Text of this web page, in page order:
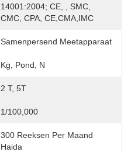
14001:2004; CE, , SMC,
CMC, CPA, CE,CMA,IMC
Samenpersend Meetapparaat
Kg, Pond, N
2 T, 5T
1/100,000
300 Reeksen Per Maand
Haida